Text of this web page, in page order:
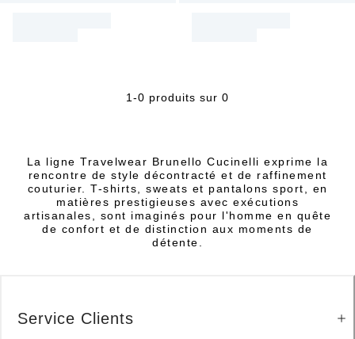
1-0 produits sur 0
La ligne Travelwear Brunello Cucinelli exprime la
rencontre de style décontracté et de raffinement
couturier. T-shirts, sweats et pantalons sport, en
matières prestigieuses avec exécutions
artisanales, sont imaginés pour l'homme en quête
de confort et de distinction aux moments de
détente.
Service Clients